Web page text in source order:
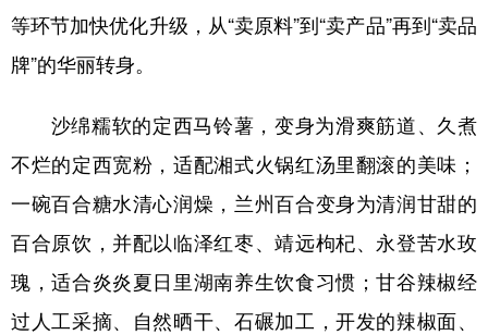
等环节加快优化升级，从“卖原料”到“卖产品”再到“卖品
牌”的华丽转身。
沙绵糯软的定西马铃薯，变身为滑爽筋道、久煮
不烂的定西宽粉，适配湘式火锅红汤里翻滚的美味；
一碗百合糖水清心润燥，兰州百合变身为清润甘甜的
百合原饮，并配以临泽红枣、靖远枸杞、永登苦水玫
瑰，适合炎炎夏日里湖南养生饮食习惯；甘谷辣椒经
过人工采摘、自然晒干、石碾加工，开发的辣椒面、